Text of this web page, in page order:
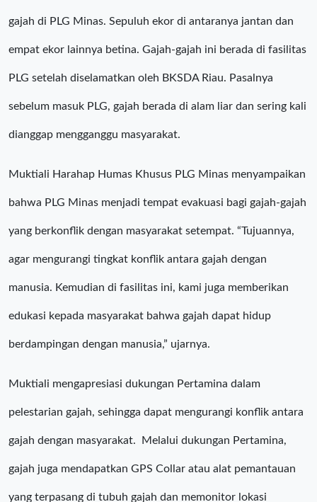
gajah di PLG Minas. Sepuluh ekor di antaranya jantan dan
empat ekor lainnya betina. Gajah-gajah ini berada di fasilitas
PLG setelah diselamatkan oleh BKSDA Riau. Pasalnya
sebelum masuk PLG, gajah berada di alam liar dan sering kali
dianggap mengganggu masyarakat.
Muktiali Harahap Humas Khusus PLG Minas menyampaikan
bahwa PLG Minas menjadi tempat evakuasi bagi gajah-gajah
yang berkonflik dengan masyarakat setempat. “Tujuannya,
agar mengurangi tingkat konflik antara gajah dengan
manusia. Kemudian di fasilitas ini, kami juga memberikan
edukasi kepada masyarakat bahwa gajah dapat hidup
berdampingan dengan manusia,” ujarnya.
Muktiali mengapresiasi dukungan Pertamina dalam
pelestarian gajah, sehingga dapat mengurangi konflik antara
gajah dengan masyarakat. Melalui dukungan Pertamina,
gajah juga mendapatkan GPS Collar atau alat pemantauan
yang terpasang di tubuh gajah dan memonitor lokasi